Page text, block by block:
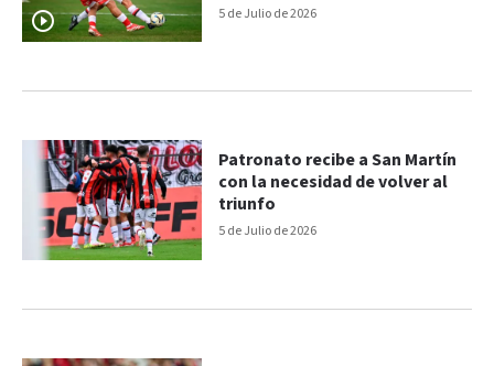
5 de Julio de 2026
5 de Julio de 2026
Patronato recibe a San Martín
con la necesidad de volver al
triunfo